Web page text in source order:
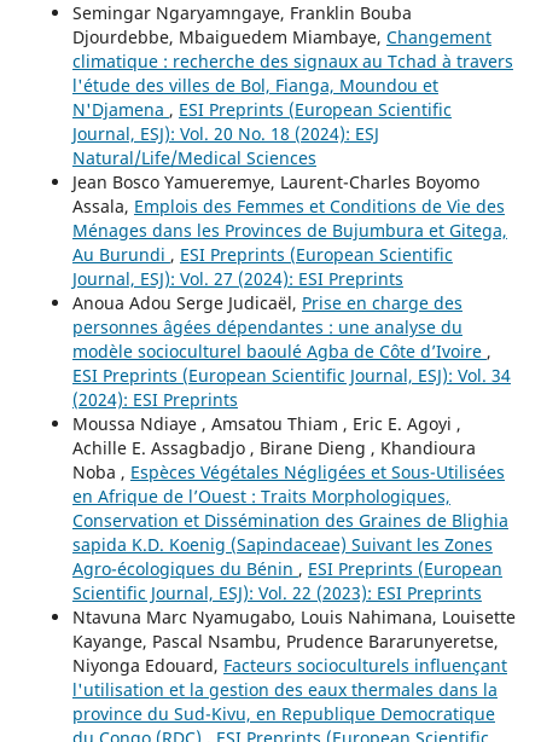
Semingar Ngaryamngaye, Franklin Bouba
Djourdebbe, Mbaiguedem Miambaye, Changement
climatique : recherche des signaux au Tchad à travers
l'étude des villes de Bol, Fianga, Moundou et
N'Djamena , ESI Preprints (European Scientific
Journal, ESJ): Vol. 20 No. 18 (2024): ESJ
Natural/Life/Medical Sciences
Jean Bosco Yamueremye, Laurent-Charles Boyomo
Assala, Emplois des Femmes et Conditions de Vie des
Ménages dans les Provinces de Bujumbura et Gitega,
Au Burundi , ESI Preprints (European Scientific
Journal, ESJ): Vol. 27 (2024): ESI Preprints
Anoua Adou Serge Judicaël, Prise en charge des
personnes âgées dépendantes : une analyse du
modèle socioculturel baoulé Agba de Côte d’Ivoire ,
ESI Preprints (European Scientific Journal, ESJ): Vol. 34
(2024): ESI Preprints
Moussa Ndiaye , Amsatou Thiam , Eric E. Agoyi ,
Achille E. Assagbadjo , Birane Dieng , Khandioura
Noba , Espèces Végétales Négligées et Sous-Utilisées
en Afrique de l’Ouest : Traits Morphologiques,
Conservation et Dissémination des Graines de Blighia
sapida K.D. Koenig (Sapindaceae) Suivant les Zones
Agro-écologiques du Bénin , ESI Preprints (European
Scientific Journal, ESJ): Vol. 22 (2023): ESI Preprints
Ntavuna Marc Nyamugabo, Louis Nahimana, Louisette
Kayange, Pascal Nsambu, Prudence Bararunyeretse,
Niyonga Edouard, Facteurs socioculturels influençant
l'utilisation et la gestion des eaux thermales dans la
province du Sud-Kivu, en Republique Democratique